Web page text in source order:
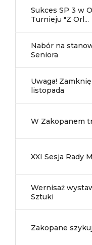
Sukces SP 3 w
Turnieju "Z Orl...
Nabór na
Seniora
Uwaga!
listopada
W Zakopanem
XXI Sesja Rady
Wernisaż
Sztuki
Zakopane